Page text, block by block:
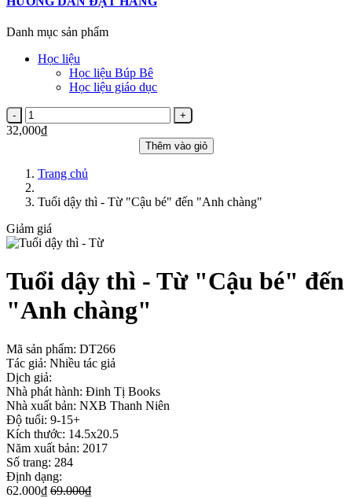
Danh mục sản phẩm
Học liệu
Học liệu Búp Bê
Học liệu giáo dục
32,000₫
Thêm vào giỏ
Trang chủ
Tuổi dậy thì - Từ "Cậu bé" đến "Anh chàng"
Giảm giá
Tuổi dậy thì - Từ "Cậu bé" đến
"Anh chàng"
Mã sản phẩm: DT266
Tác giả: Nhiều tác giả
Dịch giả:
Nhà phát hành: Đinh Tị Books
Nhà xuất bản: NXB Thanh Niên
Độ tuổi: 9-15+
Kích thước: 14.5x20.5
Năm xuất bản: 2017
Số trang: 284
Định dạng:
62.000₫ 69.000₫